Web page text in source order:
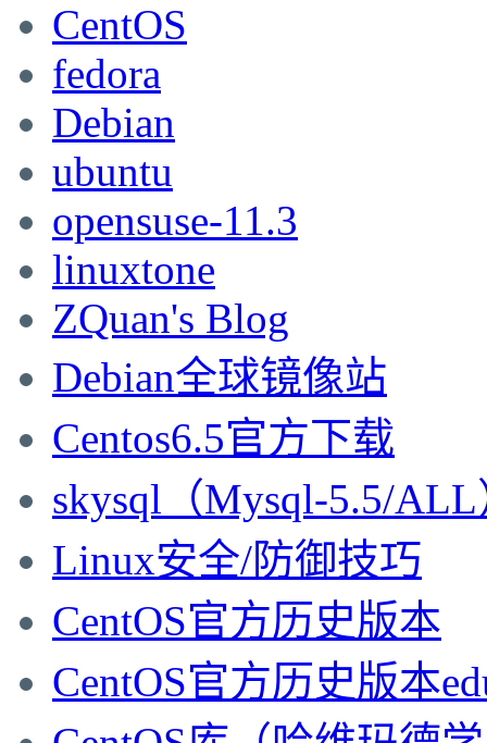
CentOS
fedora
Debian
ubuntu
opensuse-11.3
linuxtone
ZQuan's Blog
Debian全球镜像站
Centos6.5官方下载
skysql（Mysql-5.5/
Linux安全/防御技巧
CentOS官方历史版本
CentOS官方历史版本